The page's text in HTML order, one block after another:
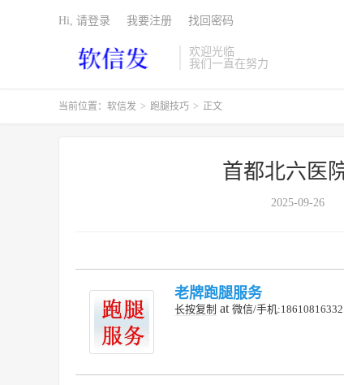
欢迎光临
我们一直在努力
Hi, 请登录 我要注册 找回密码
当前位置： 软信发 > 跑腿技巧 > 正文
首都北六医
2025-09-26
老牌跑腿服务
长按复制 at 微信/手机:18610816332